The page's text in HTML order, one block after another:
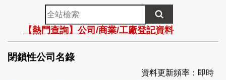
全
站
檢
索
【熱門查詢】公司/商業/工廠登記資料
閉鎖性公司名錄
資料更新頻率：即時